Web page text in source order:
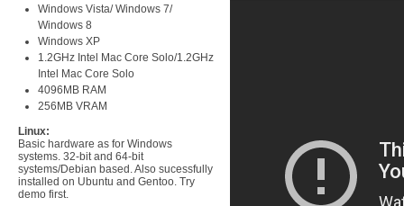
Windows Vista/ Windows 7/
Windows 8
Windows XP
1.2GHz Intel Mac Core Solo/1.2GHz
Intel Mac Core Solo
4096MB RAM
256MB VRAM
Linux:
Basic hardware as for Windows
systems. 32-bit and 64-bit
systems/Debian based. Also sucessfully
installed on Ubuntu and Gentoo. Try
demo first.